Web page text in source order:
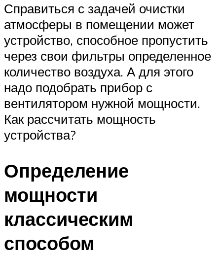
Справиться с задачей очистки
атмосферы в помещении может
устройство, способное пропустить
через свои фильтры определенное
количество воздуха. А для этого
надо подобрать прибор с
вентилятором нужной мощности.
Как рассчитать мощность
устройства?
Определение
мощности
классическим
способом